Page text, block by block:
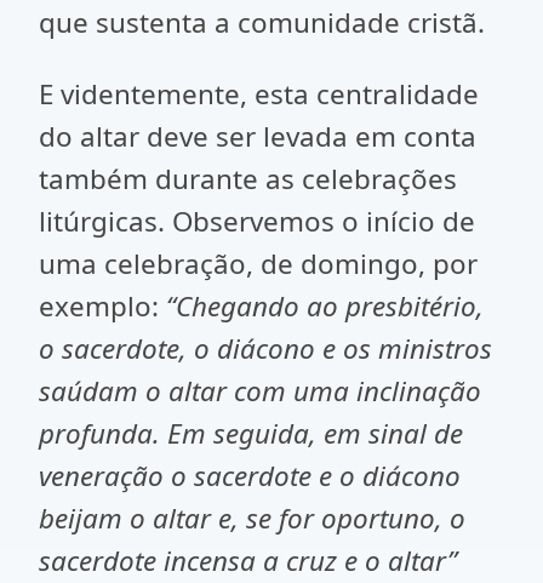
que sustenta a comunidade cristã.
E videntemente, esta centralidade
do altar deve ser levada em conta
também durante as celebrações
litúrgicas. Observemos o início de
uma celebração, de domingo, por
exemplo: “Chegando ao presbitério,
o sacerdote, o diácono e os ministros
saúdam o altar com uma inclinação
profunda. Em seguida, em sinal de
veneração o sacerdote e o diácono
beijam o altar e, se for oportuno, o
sacerdote incensa a cruz e o altar”